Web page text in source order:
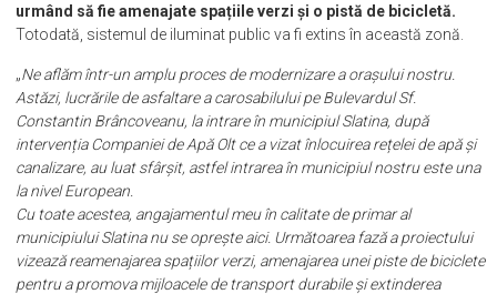
urmând să fie amenajate spațiile verzi și o pistă de bicicletă.
Totodată, sistemul de iluminat public va fi extins în această zonă.
„Ne aflăm într-un amplu proces de modernizare a orașului nostru.
Astăzi, lucrările de asfaltare a carosabilului pe Bulevardul Sf.
Constantin Brâncoveanu, la intrare în municipiul Slatina, după
intervenția Companiei de Apă Olt ce a vizat înlocuirea rețelei de apă și
canalizare, au luat sfârșit, astfel intrarea în municipiul nostru este una
la nivel European.
Cu toate acestea, angajamentul meu în calitate de primar al
municipiului Slatina nu se oprește aici. Următoarea fază a proiectului
vizează reamenajarea spațiilor verzi, amenajarea unei piste de biciclete
pentru a promova mijloacele de transport durabile și extinderea